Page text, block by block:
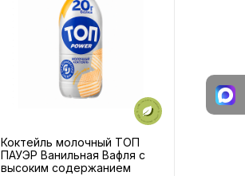
Коктейль молочный ТОП
ПАУЭР Ванильная Вафля с
высоким содержанием